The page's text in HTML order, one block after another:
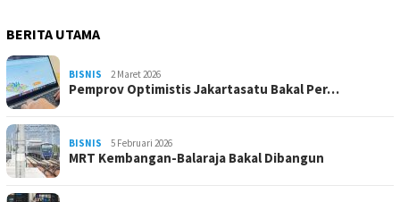
BERITA UTAMA
BISNIS 2 Maret 2026
Pemprov Optimistis Jakartasatu Bakal Per…
BISNIS 5 Februari 2026
MRT Kembangan-Balaraja Bakal Dibangun